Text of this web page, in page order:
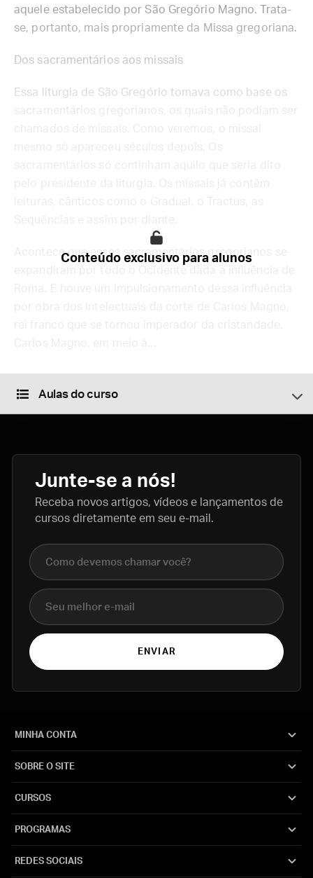
aquele estabelecido por São Gregório Magno. Trata-
se, portanto, mais propriamente da Missa gregoriana.
Dos sacramentários aos missais
Essa liturgia de São Gregório tomava como base os
sacramentários gregorianos, os quais não podiam ser
Acontece que esses sacramentários gregorianos se
Conteúdo exclusivo para alunos
Aulas do curso
Junte-se a nós!
Receba novos artigos, vídeos e lançamentos de
cursos diretamente em seu e-mail.
Nome completo
E-mail
ENVIAR
MINHA CONTA
SOBRE O SITE
CURSOS
PROGRAMAS
REDES SOCIAIS